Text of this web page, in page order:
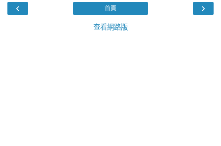
‹ ›
首頁
查看網路版